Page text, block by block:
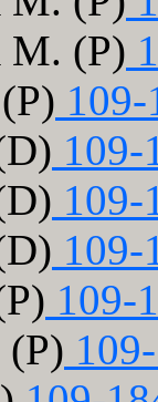
M. (P)
109-
109-
109-
109-
(P)